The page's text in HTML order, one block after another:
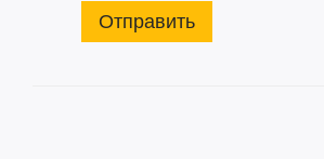
Отправить